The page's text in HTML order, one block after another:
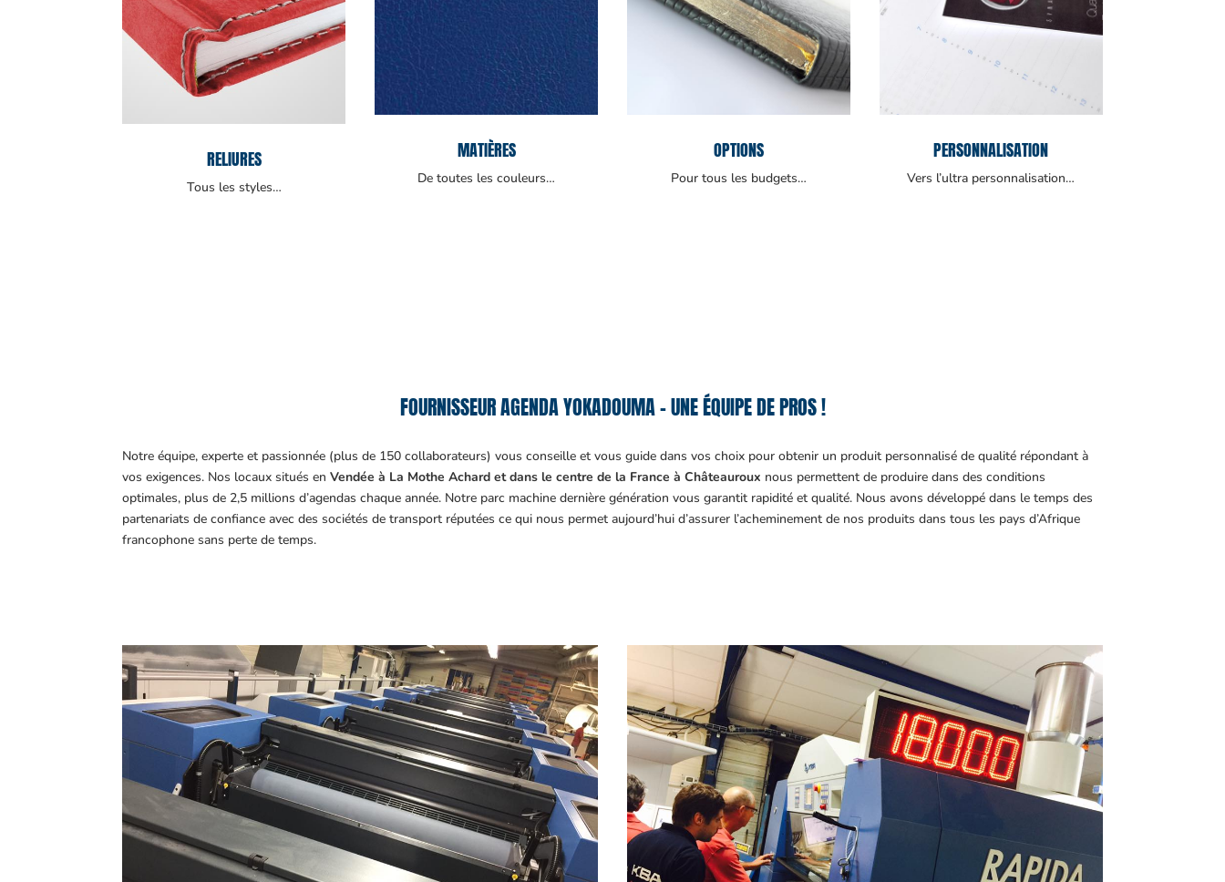
RELIURES
Tous les styles…
MATIÈRES
De toutes les couleurs…
OPTIONS
Pour tous les budgets…
PERSONNALISATION
Vers l’ultra personnalisation…
FOURNISSEUR AGENDA YOKADOUMA – UNE ÉQUIPE DE PROS !
Notre équipe, experte et passionnée (plus de 150 collaborateurs) vous conseille et vous guide dans vos choix pour obtenir un produit personnalisé de qualité répondant à
vos exigences. Nos locaux situés enVendée à La Mothe Achard et dans le centre de la France à Châteauroux nous permettent de produire dans des conditions
optimales, plus de 2,5 millions d’agendas chaque année. Notre parc machine dernière génération vous garantit rapidité et qualité. Nous avons développé dans le temps des
partenariats de confiance avec des sociétés de transport réputées ce qui nous permet aujourd’hui d’assurer l’acheminement de nos produits dans tous les pays d’Afrique
francophone sans perte de temps.